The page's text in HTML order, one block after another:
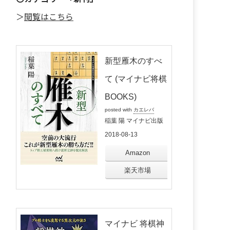
＞ 閲覧はこちら
新型雁木のすべ
て (マイナビ将棋
BOOKS)
posted with カエレバ
稲葉 陽 マイナビ出版
2018-08-13
Amazon
楽天市場
マイナビ 将棋神